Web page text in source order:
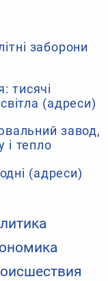
заборони
тисячі
(адреси)
завод,
і тепло
(адреси)